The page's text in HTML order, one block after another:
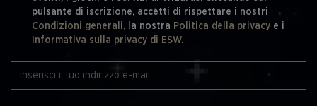
pulsante di iscrizione, accetti di rispettare i nostri
Condizioni generali,
la nostra Politica della privacy e i
Informativa sulla privacy di ESW.